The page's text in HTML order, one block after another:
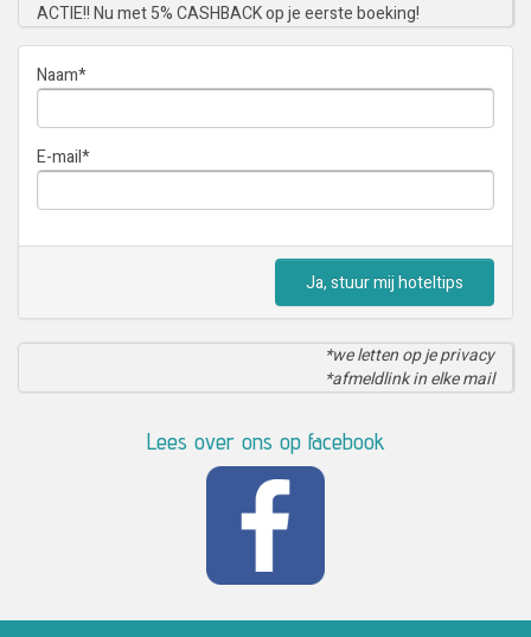
ACTIE!! Nu met 5% CASHBACK op je eerste boeking!
Naam*
E-mail*
Ja, stuur mij hoteltips
*we letten op je privacy
*afmeldlink in elke mail
Lees over ons op facebook